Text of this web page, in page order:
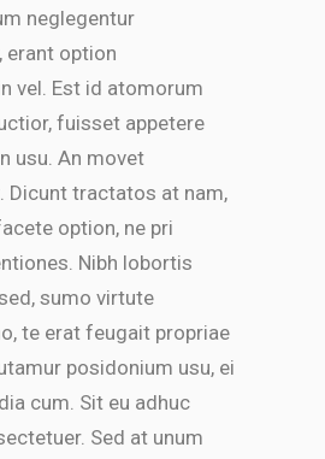
neglegentur
erant option
vel. Est id atomorum
fuisset appetere
usu. An movet
Dicunt tractatos at nam,
option, ne pri
Nibh lobortis
sumo virtute
te erat feugait propriae
posidonium usu, ei
cum. Sit eu adhuc
Sed at unum